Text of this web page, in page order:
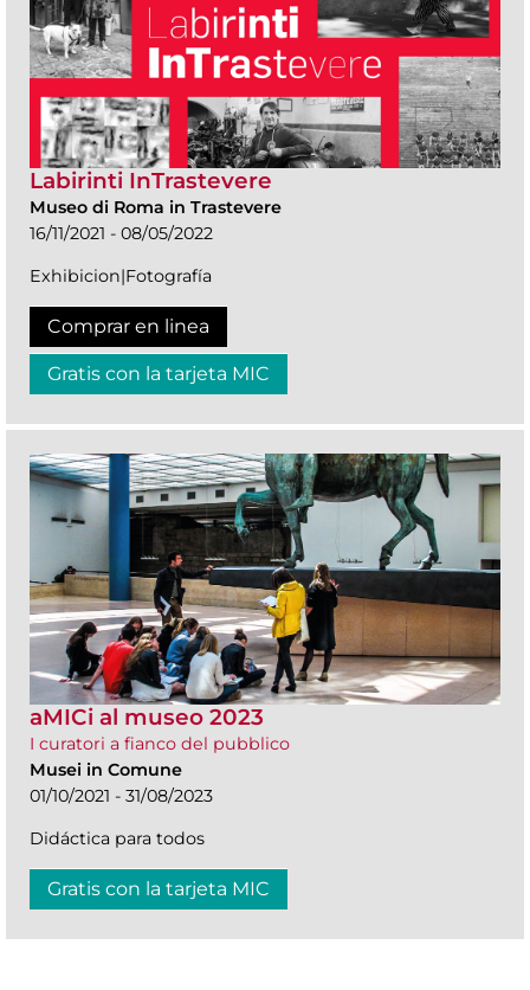
Labirinti InTrastevere
Museo di Roma in Trastevere
16/11/2021 - 08/05/2022
Exhibicion|Fotografía
Comprar en linea
Gratis con la tarjeta MIC
aMICi al museo 2023
I curatori a fianco del pubblico
Musei in Comune
01/10/2021 - 31/08/2023
Didáctica para todos
Gratis con la tarjeta MIC